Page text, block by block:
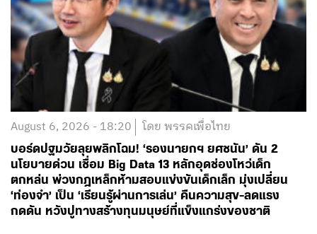
August 6, 2026 - 18:20 โดย พรรคเพื่อไทย
บอร์ดปฐมวัยลุยพลิกโฉม! ‘รองนายกฯ ยศชนัน’ ดัน 2
นโยบายด่วน เชื่อม Big Data 13 หลักอุดช่องโหว่เด็ก
ตกหล่น พ่วงกฎเหล็กห้ามสอบแข่งขันเด็กเล็ก มุ่งเปลี่ยน
‘ท่องจำ’ เป็น ‘เรียนรู้ผ่านการเล่น’ คืนความสุข-ลดแรง
กดดัน หวังปูทางสร้างทุนมนุษย์ที่แข็งแกร่งของชาติ